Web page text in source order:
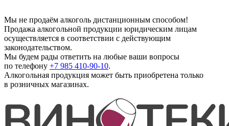
Мы не продаём алкоголь дистанционным способом!
Продажа алкогольной продукции юридическим лицам
осуществляется в соответствии с действующим
законодательством.
Мы будем рады ответить на любые ваши вопросы
по телефону +7 985 410-90-10.
Алкогольная продукция может быть приобретена только
в розничных магазинах.